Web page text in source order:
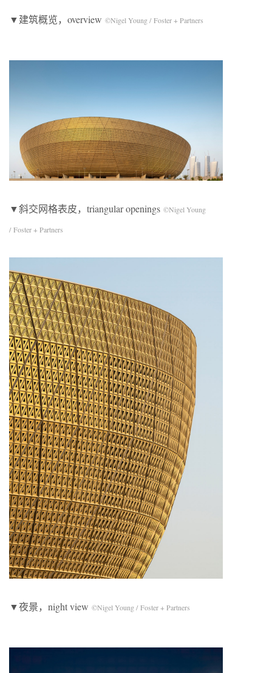
▼建筑概览，overview ©Nigel Young / Foster + Partners
▼斜交网格表皮，triangular openings ©Nigel Young
/ Foster + Partners
▼夜景，night view ©Nigel Young / Foster + Partners